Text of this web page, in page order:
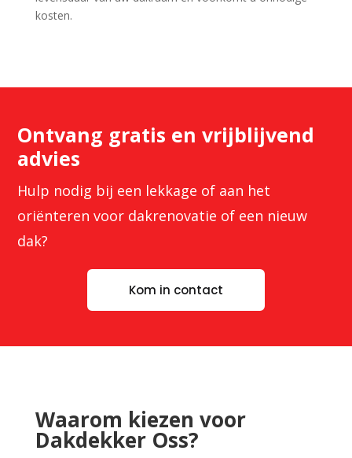
kosten.
Ontvang gratis en vrijblijvend
advies
Hulp nodig bij een lekkage of aan het
oriënteren voor dakrenovatie of een nieuw
dak?
Kom in contact
Waarom kiezen voor
Dakdekker Oss?